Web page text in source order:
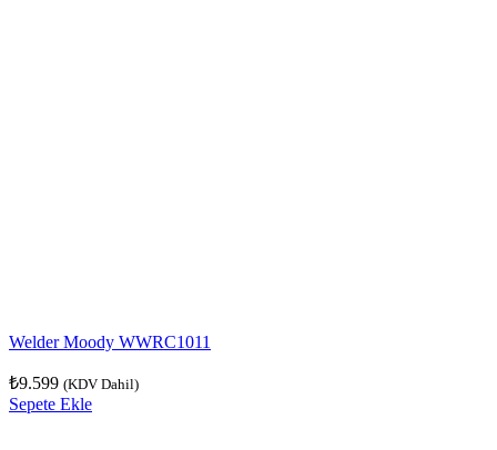
Welder Moody WWRC1011
₺9.599 (KDV Dahil)
Sepete Ekle